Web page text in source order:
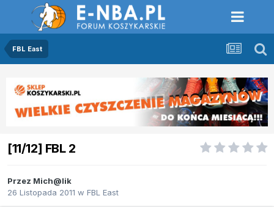
FBL East
[11/12] FBL 2
Przez Mich@lik
26 Listopada 2011 w FBL East